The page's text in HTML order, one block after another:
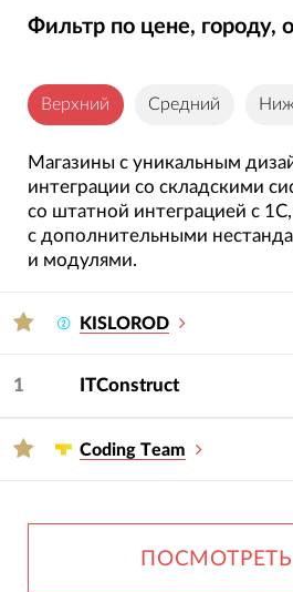
Фильтр по цене, городу,
Верхний Средний
Магазины с уникальным
интеграции со складскими
со штатной интеграцией с
с дополнительными
и модулями.
KISLOROD
1 ITConstruct
Сoding Тeam